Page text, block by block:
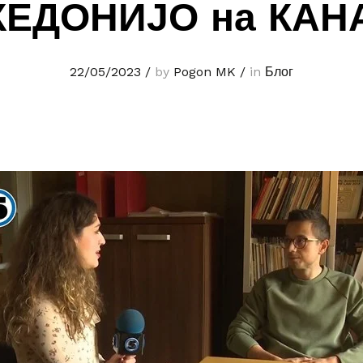
на
22/05/2023 / by Pogon MK / in Блог